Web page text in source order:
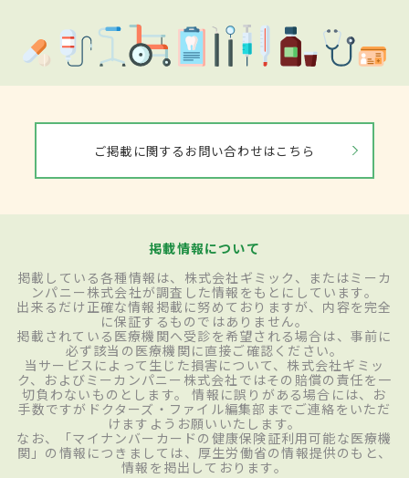
ご掲載に関するお問い合わせはこちら
掲載情報について
掲載している各種情報は、株式会社ギミック、またはミーカ
ンパニー株式会社が調査した情報をもとにしています。
出来るだけ正確な情報掲載に努めておりますが、内容を完全
に保証するものではありません。
掲載されている医療機関へ受診を希望される場合は、事前に
必ず該当の医療機関に直接ご確認ください。
当サービスによって生じた損害について、株式会社ギミッ
ク、およびミーカンパニー株式会社ではその賠償の責任を一
切負わないものとします。 情報に誤りがある場合には、お
手数ですがドクターズ・ファイル編集部までご連絡をいただ
けますようお願いいたします。
なお、「マイナンバーカードの健康保険証利用可能な医療機
関」の情報につきましては、厚生労働省の情報提供のもと、
情報を掲出しております。